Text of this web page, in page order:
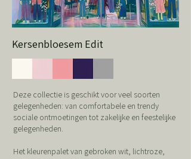
Kersenbloesem Edit
Deze collectie is geschikt voor veel soorten
gelegenheden: van comfortabele en trendy
sociale ontmoetingen tot zakelijke en feestelijke
gelegenheden.
Het kleurenpalet van gebroken wit, lichtroze,